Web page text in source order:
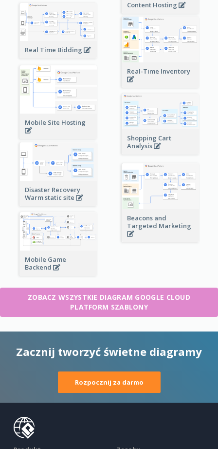
Content Hosting
Real Time Bidding
Real-Time Inventory
Mobile Site Hosting
Shopping Cart
Analysis
Disaster Recovery
Warm static site
Beacons and
Targeted Marketing
Mobile Game
Backend
ZOBACZ WSZYSTKIE DIAGRAM GOOGLE CLOUD
PLATFORM SZABLONY
Zacznij tworzyć świetne diagramy
Rozpocznij za darmo